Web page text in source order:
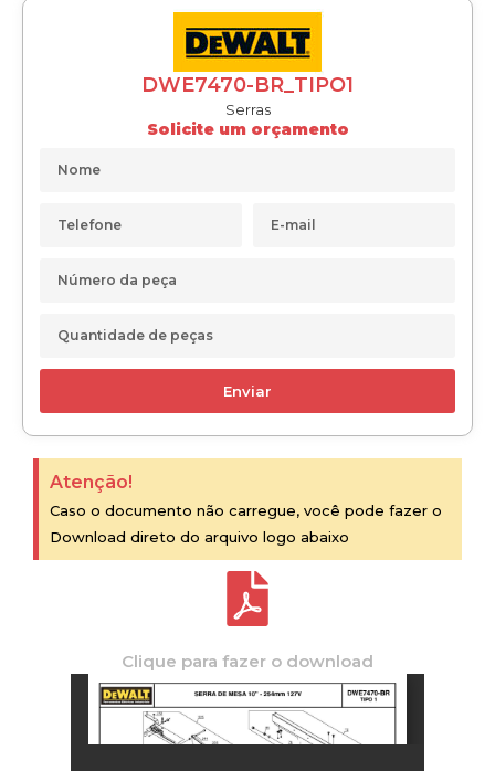
DWE7470-BR_TIPO1
Serras
Solicite um orçamento
Enviar
Atenção!
Caso o documento não carregue, você pode fazer o
Download direto do arquivo logo abaixo
Clique para fazer o download